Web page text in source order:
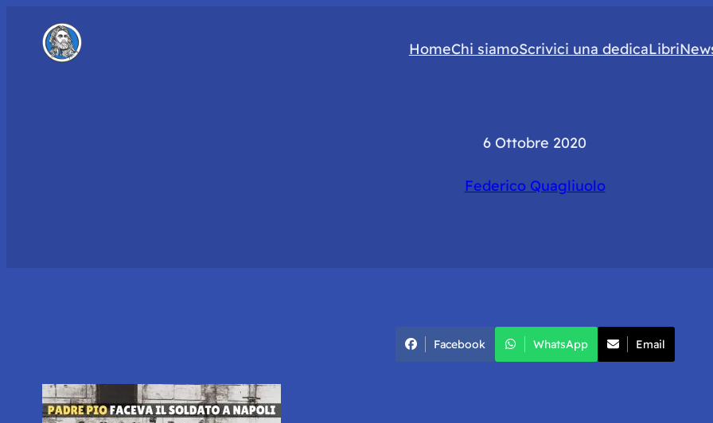
HomeChi siamoScrivici una dedicaLibri
6 Ottobre 2020
Federico Quagliuolo
Facebook WhatsApp Email